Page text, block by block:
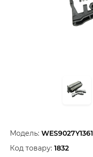
Модель: WES9027Y1361
Код товару: 1832